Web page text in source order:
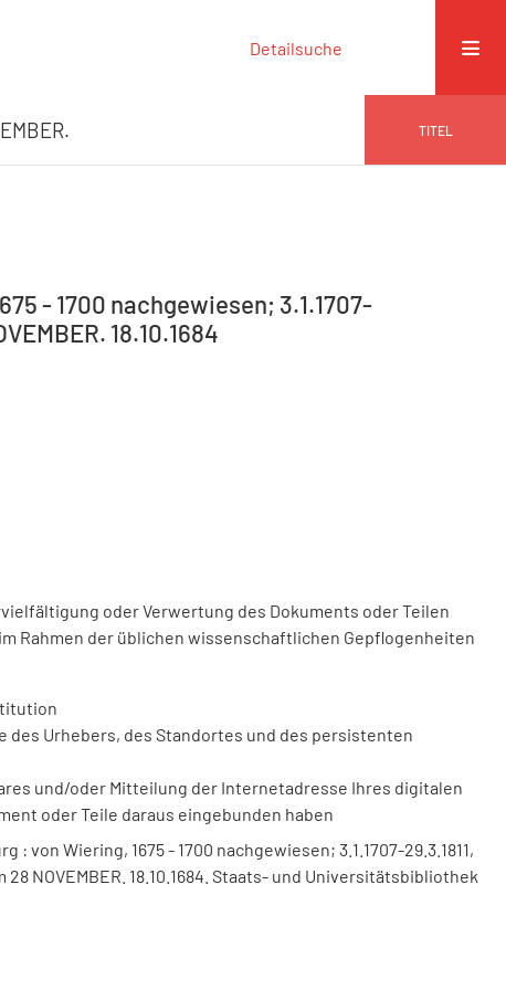
Detailsuche
TITEL
- 1700 nachgewiesen; 3.1.1707-
18.10.1684
oder Verwertung des Dokuments oder Teilen
Rahmen der üblichen wissenschaftlichen Gepflogenheiten
des Urhebers, des Standortes und des persistenten
und/oder Mitteilung der Internetadresse Ihres digitalen
oder Teile daraus eingebunden haben
: von Wiering, 1675 - 1700 nachgewiesen; 3.1.1707-29.3.1811,
28 NOVEMBER. 18.10.1684. Staats- und Universitätsbibliothek